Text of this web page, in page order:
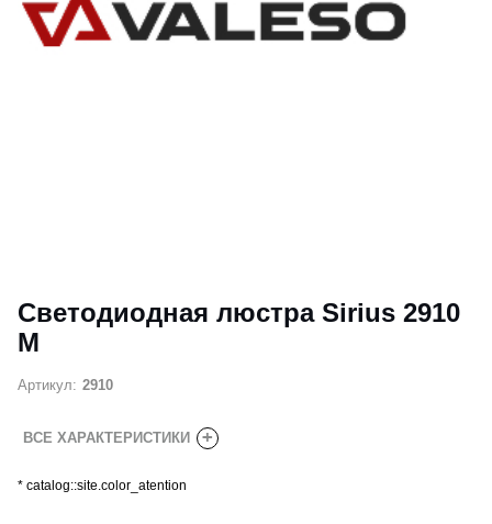
Светодиодная люстра Sirius 2910
M
Артикул: 2910
ВСЕ ХАРАКТЕРИСТИКИ +
* catalog::site.color_atention